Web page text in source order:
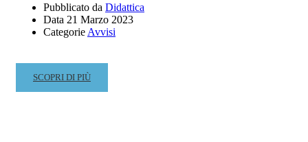
A.A.
2021/2022
Pubblicato da Didattica
Data 21 Marzo 2023
Categorie Avvisi
READ
MORE
SCOPRI DI PIÙ